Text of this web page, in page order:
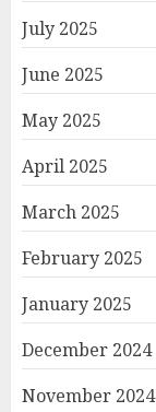
July 2025
June 2025
May 2025
April 2025
March 2025
February 2025
January 2025
December 2024
November 2024